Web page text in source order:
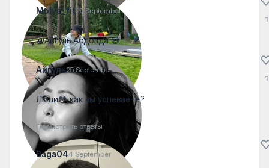
Molya_fit25 September
@Айгуль Абдолда 😅
1
Айгуль25 September
Люди😳 как вы успеваете?
Посмотреть ответы
1
Baga044 September